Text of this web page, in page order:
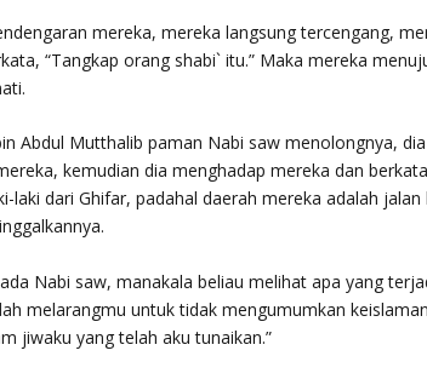
mereka, mereka langsung tercengang,
“Tangkap orang shabi` itu.” Maka mereka
Abdul Mutthalib paman Nabi saw menolongnya,
kemudian dia menghadap mereka dan
laki dari Ghifar, padahal daerah mereka adalah jalan
Nabi saw, manakala beliau melihat apa yang
melarangmu untuk tidak mengumumkan
jiwaku yang telah aku tunaikan.”